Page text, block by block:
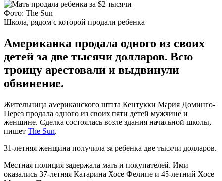
Фото: The Sun
Школа, рядом с которой продали ребенка
Американка продала одного из своих
детей за две тысячи долларов. Всю
троицу арестовали и выдвинули
обвинение.
Жительница американского штата Кентукки Мария Доминго-
Перез продала одного из своих пяти детей мужчине и
женщине. Сделка состоялась возле здания начальной школы,
пишет The Sun.
31-летняя женщина получила за ребенка две тысячи долларов.
Местная полиция задержала мать и покупателей. Ими
оказались 37-летняя Катарина Хосе Фелипе и 45-летний Хосе